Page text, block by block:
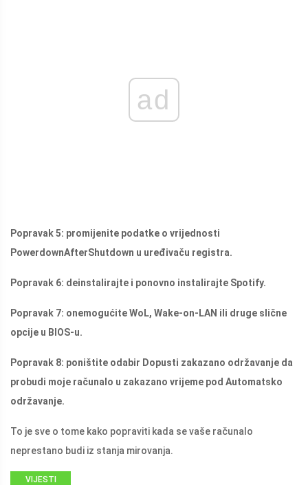
ad
Popravak 5: promijenite podatke o vrijednosti
PowerdownAfterShutdown u uređivaču registra.
Popravak 6: deinstalirajte i ponovno instalirajte Spotify.
Popravak 7: onemogućite WoL, Wake-on-LAN ili druge slične
opcije u BIOS-u.
Popravak 8: poništite odabir Dopusti zakazano održavanje da
probudi moje računalo u zakazano vrijeme pod Automatsko
održavanje.
To je sve o tome kako popraviti kada se vaše računalo
neprestano budi iz stanja mirovanja.
VIJESTI